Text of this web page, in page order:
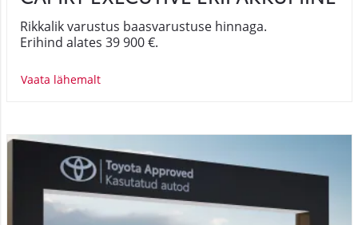
Rikkalik varustus baasvarustuse hinnaga.
Erihind alates 39 900 €.
Vaata lähemalt